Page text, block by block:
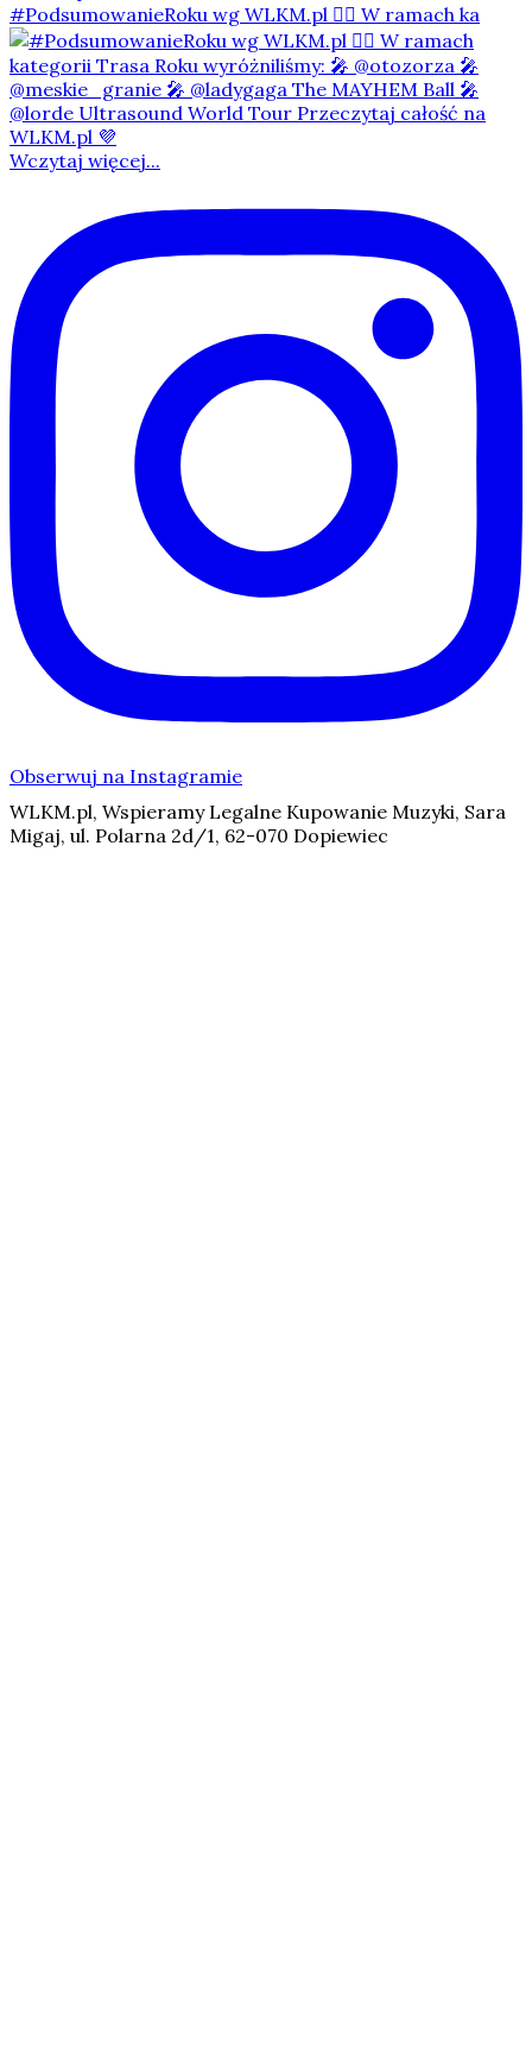
#PodsumowanieRoku wg WLKM.pl 👇🏻 W ramach ka
Wczytaj więcej...
Obserwuj na Instagramie
WLKM.pl, Wspieramy Legalne Kupowanie Muzyki, Sara
Migaj, ul. Polarna 2d/1, 62-070 Dopiewiec